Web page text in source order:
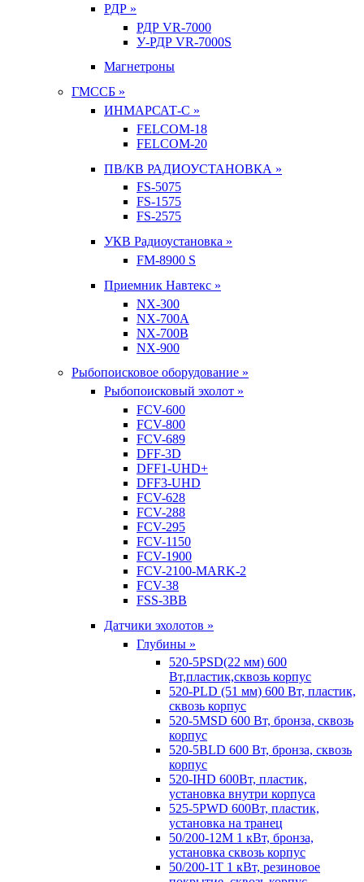
РДР »
РДР VR-7000
У-РДР VR-7000S
Магнетроны
ГМССБ »
ИНМАРСАТ-С »
FELCOM-18
FELCOM-20
ПВ/КВ РАДИОУСТАНОВКА »
FS-5075
FS-1575
FS-2575
УКВ Радиоустановка »
FM-8900 S
Приемник Навтекс »
NX-300
NX-700A
NX-700B
NX-900
Рыбопоисковое оборудование »
Рыбопоисковый эхолот »
FCV-600
FCV-800
FCV-689
DFF-3D
DFF1-UHD+
DFF3-UHD
FCV-628
FCV-288
FCV-295
FCV-1150
FCV-1900
FCV-2100-MARK-2
FCV-38
FSS-3BB
Датчики эхолотов »
Глубины »
520-5PSD(22 мм) 600
Вт,пластик,сквозь корпус
520-PLD (51 мм) 600 Вт, пластик,
сквозь корпус
520-5MSD 600 Вт, бронза, сквозь
корпус
520-5BLD 600 Вт, бронза, сквозь
корпус
520-IHD 600Вт, пластик,
установка внутри корпуса
525-5PWD 600Вт, пластик,
установка на транец
50/200-12M 1 кВт, бронза,
установка сквозь корпус
50/200-1T 1 кВт, резиновое